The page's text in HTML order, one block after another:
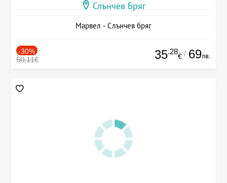
Слънчев Бряг
Марвел - Слънчев бряг
-30%
50.11€ 35.28
€ / 69лв.